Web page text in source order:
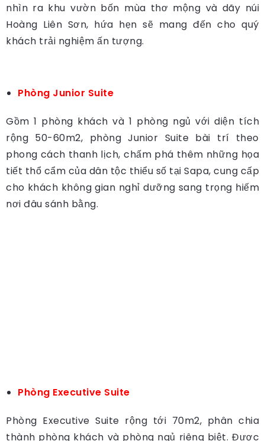
nhìn ra khu vườn bốn mùa thơ mộng và dãy núi
Hoàng Liên Sơn, hứa hẹn sẽ mang đến cho quý
khách trải nghiệm ấn tượng.
Phòng Junior Suite
Gồm 1 phòng khách và 1 phòng ngủ với diện tích
rộng 50-60m2, phòng Junior Suite bài trí theo
phong cách thanh lịch, chấm phá thêm những họa
tiết thổ cẩm của dân tộc thiểu số tại Sapa, cung cấp
cho khách không gian nghỉ dưỡng sang trọng hiếm
nơi đâu sánh bằng.
Phòng Executive Suite
Phòng Executive Suite rộng tới 70m2, phân chia
thành phòng khách và phòng ngủ riêng biệt. Được